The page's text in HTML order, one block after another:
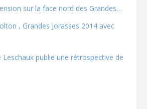
sur la face nord des Grandes…
, Grandes Jorasses 2014 avec
Leschaux publie une rétrospective de